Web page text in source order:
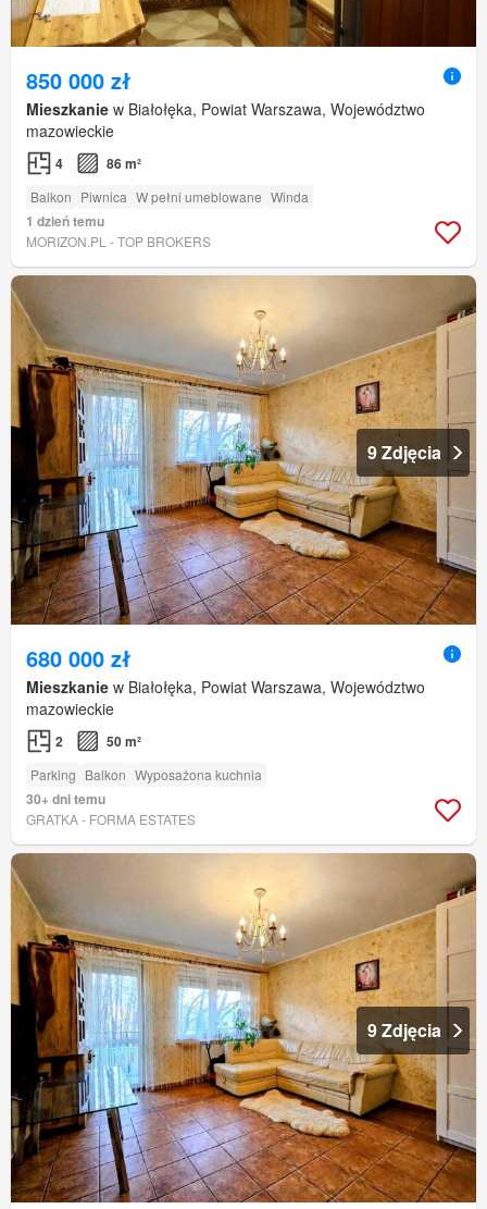
850 000 zł
Mieszkanie w Białołęka, Powiat Warszawa, Województwo
mazowieckie
4 86 m²
Balkon Piwnica W pełni umeblowane Winda
1 dzień temu
MORIZON.PL - TOP BROKERS
9 Zdjęcia
680 000 zł
Mieszkanie w Białołęka, Powiat Warszawa, Województwo
mazowieckie
2 50 m²
Parking Balkon Wyposażona kuchnia
30+ dni temu
GRATKA - FORMA ESTATES
9 Zdjęcia